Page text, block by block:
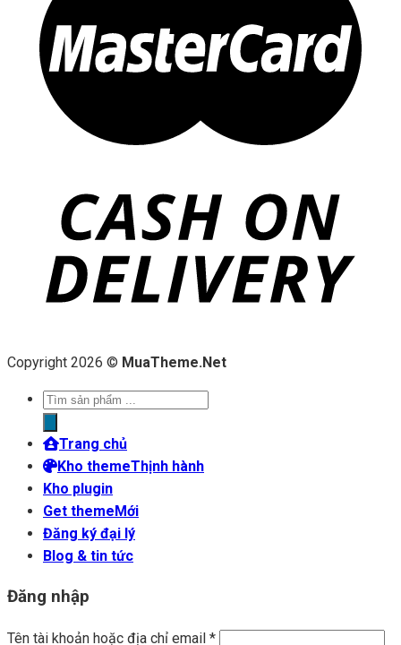
Copyright 2026 © MuaTheme.Net
Tìm
sản
phẩm
Trang chủ
Kho theme
Kho plugin
Get theme
Đăng ký đại lý
Blog & tin tức
Đăng nhập
Tên tài khoản hoặc địa chỉ email *